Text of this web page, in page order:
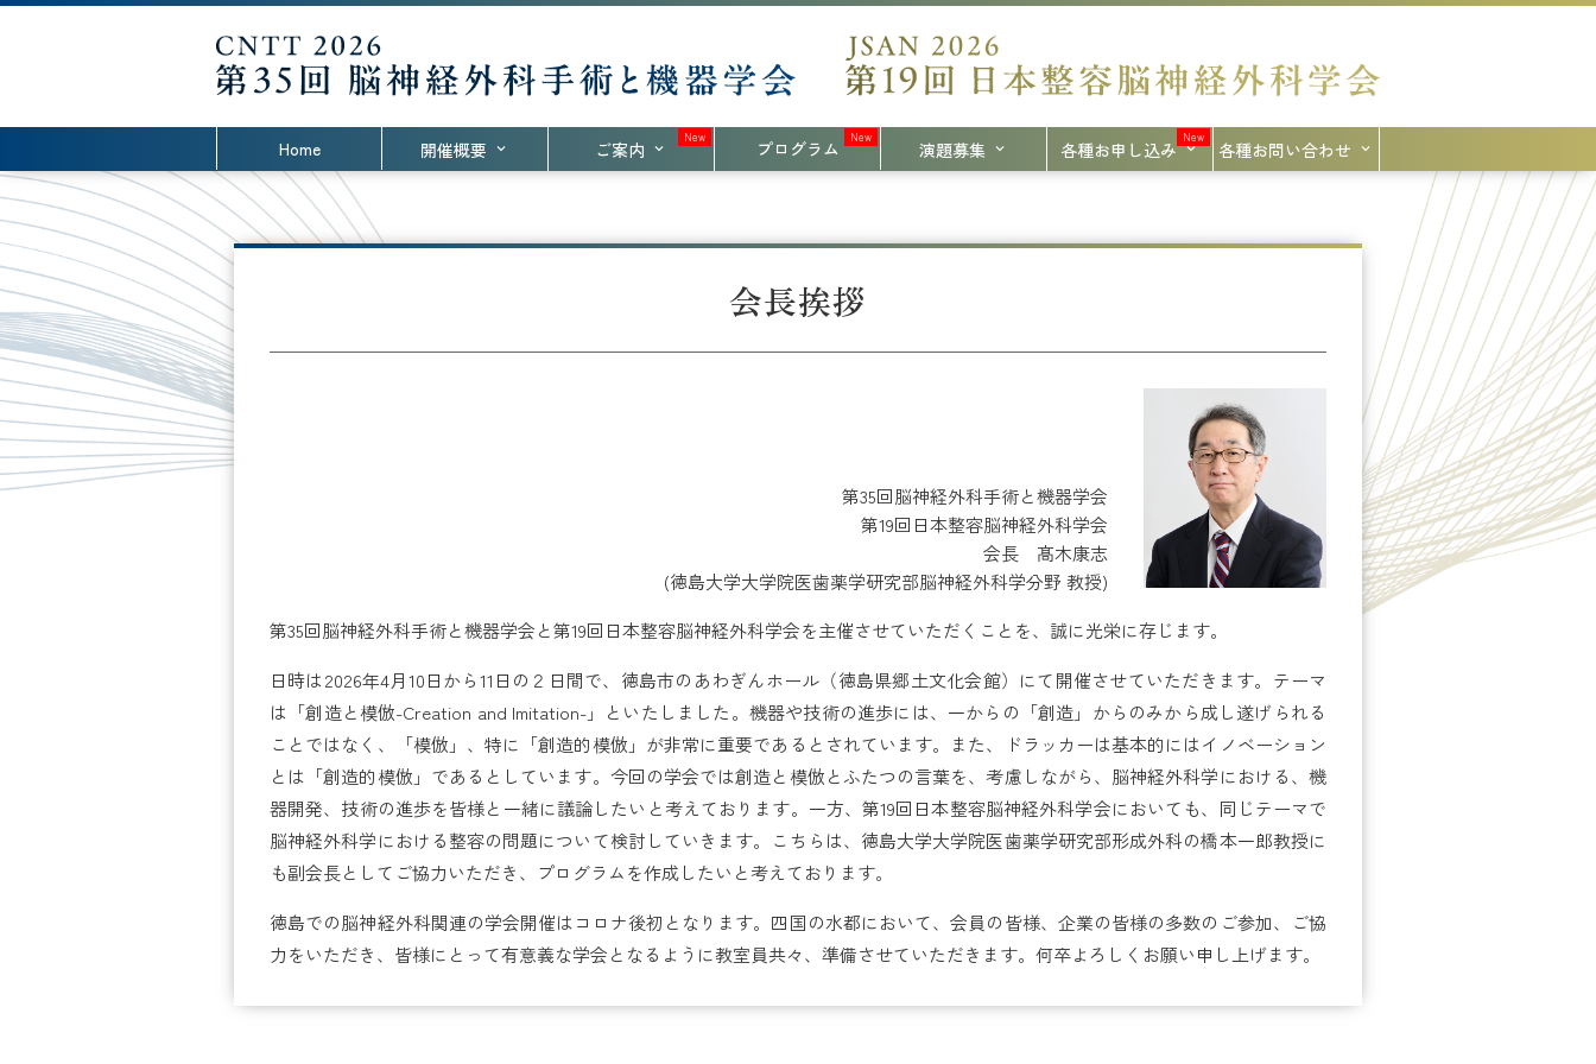
Home 開催概要 ご案内 プログラム 演題募集 各種お申し込み 各種お問い合わせ
会長挨拶
第35回脳神経外科手術と機器学会
第19回日本整容脳神経外科学会
会長 髙木康志
(徳島大学大学院医歯薬学研究部脳神経外科学分野 教授)
第35回脳神経外科手術と機器学会と第19回日本整容脳神経外科学会を主催させていただくことを、誠に光栄に存じます。
日時は2026年4月10日から11日の２日間で、徳島市のあわぎんホール（徳島県郷土文化会館）にて開催させていただきます。テーマ
は「創造と模倣-Creation and Imitation-」といたしました。機器や技術の進歩には、一からの「創造」からのみから成し遂げられる
ことではなく、「模倣」、特に「創造的模倣」が非常に重要であるとされています。また、ドラッカーは基本的にはイノベーション
とは「創造的模倣」であるとしています。今回の学会では創造と模倣とふたつの言葉を、考慮しながら、脳神経外科学における、機
器開発、技術の進歩を皆様と一緒に議論したいと考えております。一方、第19回日本整容脳神経外科学会においても、同じテーマで
脳神経外科学における整容の問題について検討していきます。こちらは、徳島大学大学院医歯薬学研究部形成外科の橋本一郎教授に
も副会長としてご協力いただき、プログラムを作成したいと考えております。
徳島での脳神経外科関連の学会開催はコロナ後初となります。四国の水都において、会員の皆様、企業の皆様の多数のご参加、ご協
力をいただき、皆様にとって有意義な学会となるように教室員共々、準備させていただきます。何卒よろしくお願い申し上げます。